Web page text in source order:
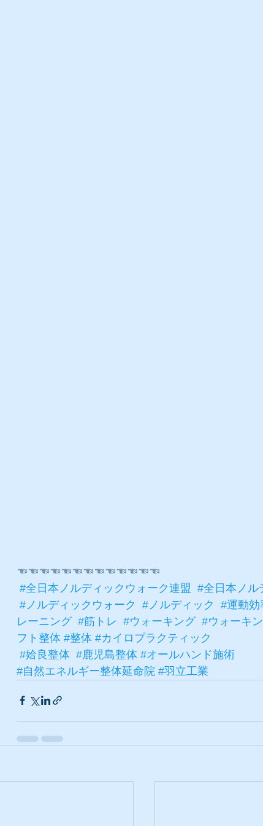
☜☜☜☜☜☜☜☜☜☜☜☜☜
#全日本ノルディックウォーク連盟 #全日本ノル
#ノルディックウォーク
#ノルディック #運動効
レーニング #筋トレ #ウォーキング #ウォーキ
フト整体 #整体 #カイロプラクティック
#姶良整体 #鹿児島整体 #オールハンド施術
#自然エネルギー整体延命院 #羽立工業